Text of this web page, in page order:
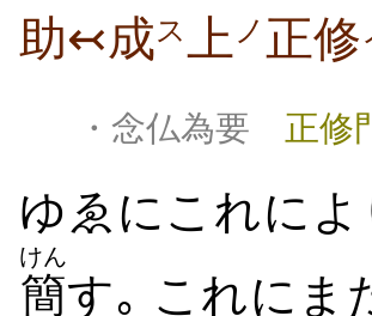
助↢成ス 上 ノ 正修
・念仏為要 正修
ゆゑにこれに
簡
けん
す｡ これにま